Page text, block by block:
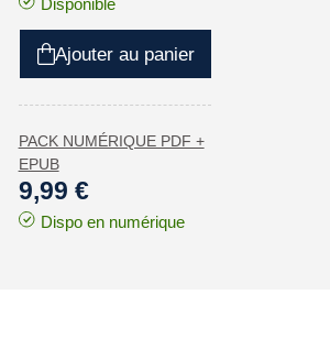
Disponible
Ajouter au panier
PACK NUMÉRIQUE PDF +
EPUB
9,99 €
Dispo en numérique